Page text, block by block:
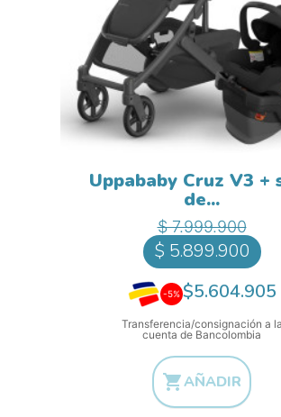
Uppababy Cruz V3 +
de...Precio base
$ 7.999.900Precio
$ 5.899.900
-5% $5.604.905
Transferencia/consignación a la
cuenta de Bancolombia
AÑADIR